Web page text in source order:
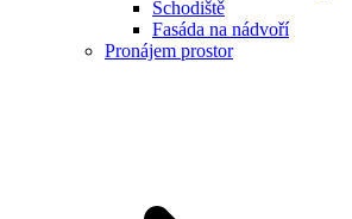
Schodiště
Fasáda na nádvoří
Pronájem prostor